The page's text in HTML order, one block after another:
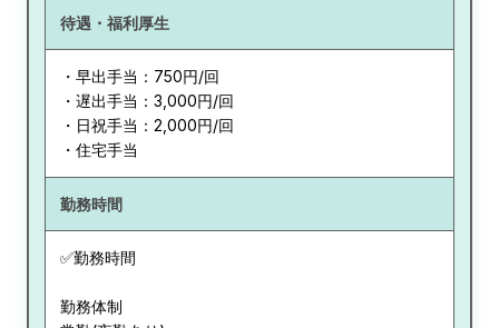
待遇・福利厚生
・早出手当：750円/回
・遅出手当：3,000円/回
・日祝手当：2,000円/回
・住宅手当
勤務時間
✅勤務時間
勤務体制